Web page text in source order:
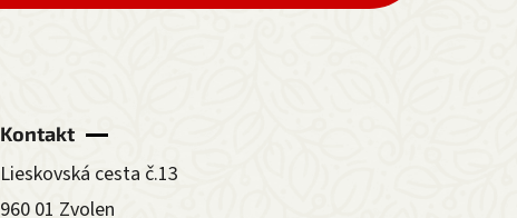
Kontakt
Lieskovská cesta č.13
960 01 Zvolen